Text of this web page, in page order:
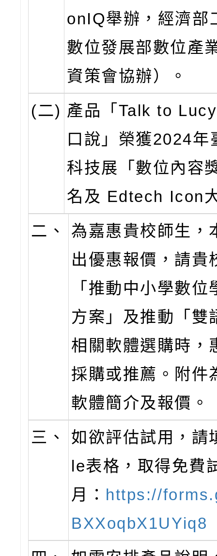
onIQ舉辦，經濟部
數位發展部數位產
資策會協辦）。
(二) 產品「Talk to
口說」榮獲2024年
科技展「數位內容
名及 Edtech Icon
二、
為嘉惠貴校師生，
出優惠報價，請貴
「推動中小學數位
方案」及推動「雙
相關軟體選購時，
採購或推薦。附件
軟體簡介及報價。
三、
如欲評估試用，請
le表格，取得免費
月： https://
BXXoqbX1UYiq8